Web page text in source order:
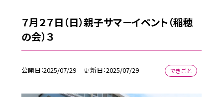
７月２７日（日）親子サマーイベント（稲穂
の会）３
公開日 2025/07/29 更新日 2025/07/29 できごと